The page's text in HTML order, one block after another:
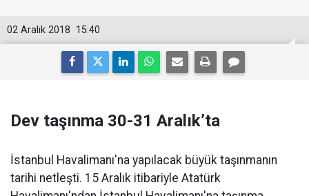
15:40
02 Aralık 2018
Dev taşınma 30-31 Aralık’ta
İstanbul Havalimanı'na yapılacak büyük taşınmanın
tarihi netleşti. 15 Aralık itibariyle Atatürk